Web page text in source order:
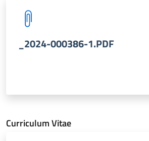
_2024-000386-1.PDF
Curriculum Vitae